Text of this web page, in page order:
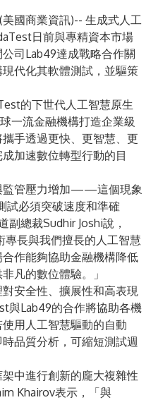
(美國商業資訊)-- 生成式人工
日前與專精資本市場
司Lab49達成戰略合作關
代化其軟體測試，並驅策
的下世代人工智慧原生
一流金融機構打造企業級
手透過更快、更智慧、更
加速數位轉型行動的目
監管壓力增加——這個現象
必須突破速度和準確
副總裁Sudhir Joshi說，
專長與我們擅長的人工智慧
作能夠協助金融機構降低
凡的數位體驗。」
安全性、擴展性和高表現
與Lab49的合作將協助各機
用人工智慧驅動的自動
品質分析，可縮短測試週
架中進行創新的龐大複雜性
Khairov表示，「與